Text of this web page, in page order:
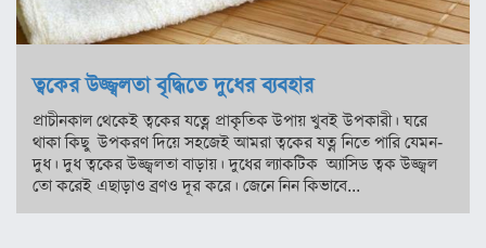
এশিয়া
আফ্রিকা
অস্ট্রেলিয়া
অন্যত্র
ক্রিকেট
ত্বকের উজ্জ্বলতা বৃদ্ধিতে দুধের ব্যবহার
প্রাচীনকাল থেকেই ত্বকের যত্নে প্রাকৃতিক উপায় খুবই উপকারী। ঘরে
থাকা কিছু উপকরণ দিয়ে সহজেই আমরা ত্বকের যত্ন নিতে পারি যেমন-
দুধ। দুধ ত্বকের উজ্জ্বলতা বাড়ায়। দুধের ল্যাকটিক অ্যাসিড ত্বক উজ্জ্বল
তো করেই এছাড়াও ব্রণও দূর করে। জেনে নিন কিভাবে...